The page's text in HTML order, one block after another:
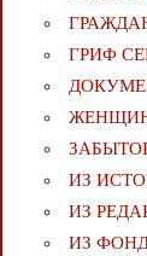
ГРИФ
ИЗ
ИЗ
ИЗ